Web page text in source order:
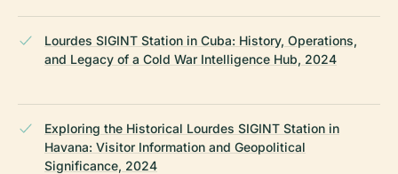
Lourdes SIGINT Station in Cuba: History, Operations,
and Legacy of a Cold War Intelligence Hub, 2024
Exploring the Historical Lourdes SIGINT Station in
Havana: Visitor Information and Geopolitical
Significance, 2024